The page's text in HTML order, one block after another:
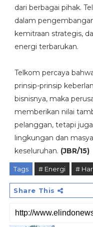
dari berbagai pihak.
dalam
kemitraan strategis,
energi terbarukan.
Telkom percaya
prinsip-prinsip
bisnisnya, maka
memberikan nilai
pelanggan, tetapi
lingkungan dan
keseluruhan. (JBR/15)
Tags # Energi #
Share This